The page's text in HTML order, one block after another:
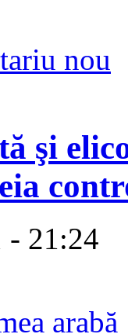
nou
şi
- 21:24
arabă